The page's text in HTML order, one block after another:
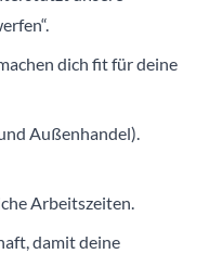
dich fit für deine
Außenhandel).
Arbeitszeiten.
damit deine